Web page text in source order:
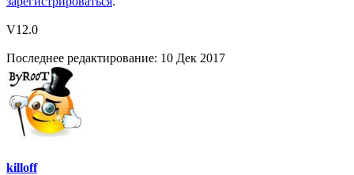
V12.0
Последнее редактирование: 10 Дек 2017
killoff